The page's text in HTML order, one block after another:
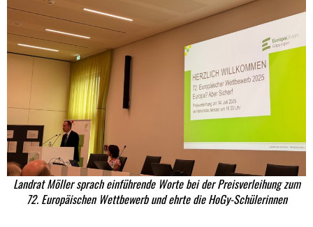
Landrat Möller sprach einführende Worte bei der Preisverleihung zum
72. Europäischen Wettbewerb und ehrte die HoGy-Schülerinnen